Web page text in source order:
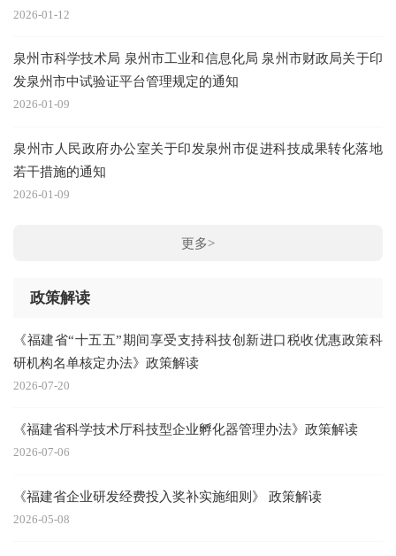
2026-01-12
泉州市科学技术局 泉州市工业和信息化局 泉州市财政局关于印
发泉州市中试验证平台管理规定的通知
2026-01-09
泉州市人民政府办公室关于印发泉州市促进科技成果转化落地
若干措施的通知
2026-01-09
更多>
政策解读
《福建省“十五五”期间享受支持科技创新进口税收优惠政策科
研机构名单核定办法》政策解读
2026-07-20
《福建省科学技术厅科技型企业孵化器管理办法》政策解读
2026-07-06
《福建省企业研发经费投入奖补实施细则》 政策解读
2026-05-08